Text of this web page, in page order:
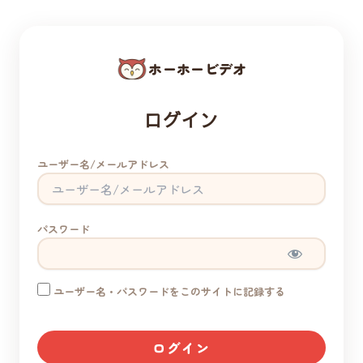
ホーホービデオ
ログイン
ユーザー名/メールアドレス
パスワード
ユーザー名・パスワードをこのサイトに記録する